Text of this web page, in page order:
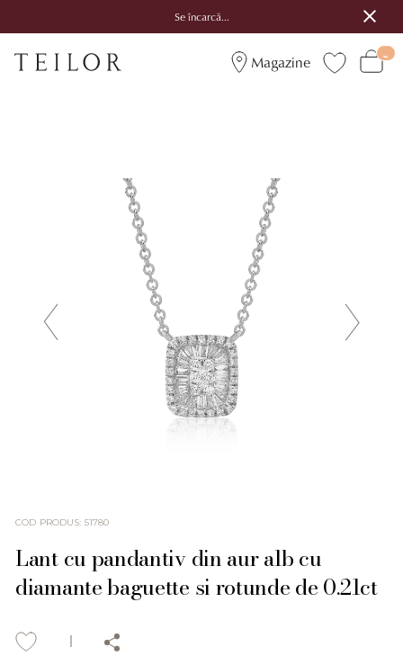
Se încarcă...
Magazine
COD PRODUS: 51780
Lant cu pandantiv din aur alb cu
diamante baguette si rotunde de 0.21ct